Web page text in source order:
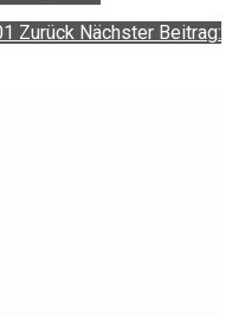
Zurück Nächster Beitrag: